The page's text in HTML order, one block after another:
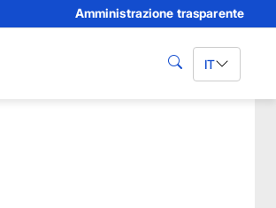
Amministrazione trasparente
cerca IT